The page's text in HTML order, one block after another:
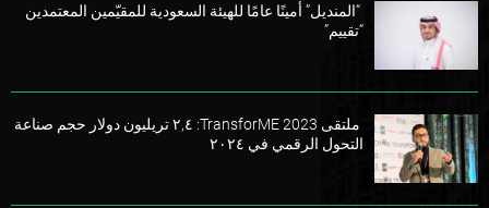
“المنديل” أمينًا عامًا للهيئة السعودية للمقيّمين المعتمدين
“تقييم”
ملتقى TransforME 2023: ٢,٤ تريليون دولار حجم صناعة
التحول الرقمي في ٢٠٢٤